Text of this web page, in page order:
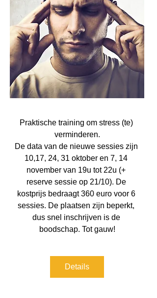
Praktische training om stress (te)
verminderen.
De data van de nieuwe sessies zijn
10,17, 24, 31 oktober en 7, 14
november van 19u tot 22u (+
reserve sessie op 21/10). De
kostprijs bedraagt 360 euro voor 6
sessies. De plaatsen zijn beperkt,
dus snel inschrijven is de
boodschap. Tot gauw!
Details